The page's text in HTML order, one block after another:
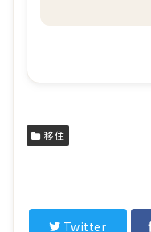
移住
Twitter